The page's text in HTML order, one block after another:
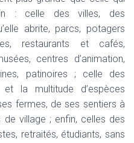
: celle des villes, des
abrite, parcs, potagers
restaurants et cafés,
centres d’animation,
patinoires ; celle des
la multitude d’espèces
fermes, de ses sentiers à
village ; enfin, celles des
retraités, étudiants, sans